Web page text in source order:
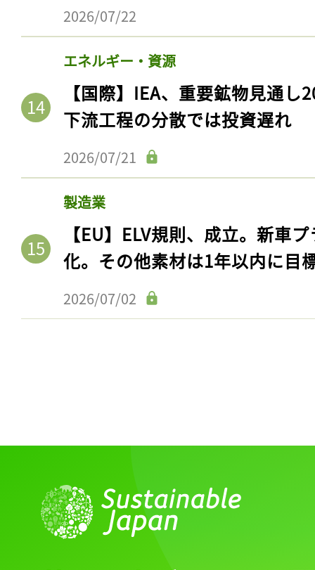
2026/07/22
エネルギー・資源
【国際】IEA、重要鉱物見通
下流工程の分散では投資遅れ
2026/07/21
製造業
【EU】ELV規則、成立。新車
化。その他素材は1年以内に目
2026/07/02
記事をお気に入りに
ログインが必
会員登録